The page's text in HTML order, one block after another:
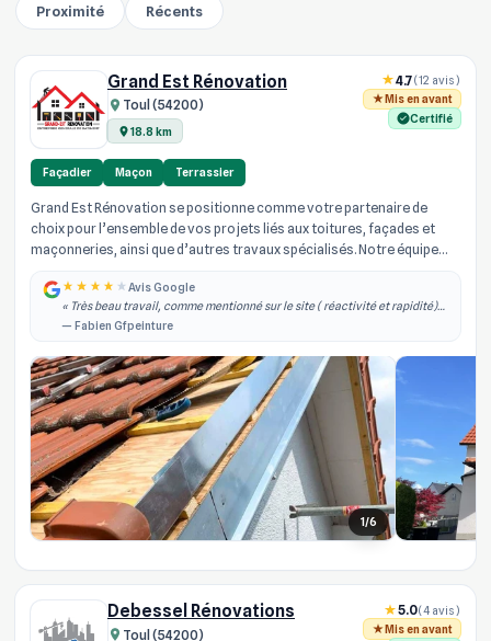
Proximité Récents
Grand Est Rénovation
Toul (54200)
18.8 km
4.7(12 avis)
Mis en avant
Certifié
Façadier Maçon Terrassier
Grand Est Rénovation se positionne comme votre partenaire de
choix pour l’ensemble de vos projets liés aux toitures, façades et
maçonneries, ainsi que d’autres travaux spécialisés. Notre équipe
Avis Google
« Très beau travail, comme mentionné sur le site ( réactivité et rapidité)
effectivement je les ai contacté dans la semaine qui à suivi j'ai obtenu un
— Fabien Gfpeinture
1/6
Debessel Rénovations
Toul (54200)
5.0(4 avis)
Mis en avant